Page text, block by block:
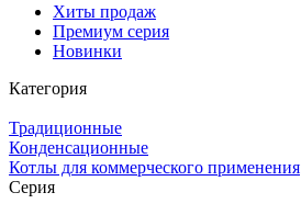
Хиты продаж
Премиум серия
Новинки
Категория
Традиционные
Конденсационные
Котлы для коммерческого применения
Серия